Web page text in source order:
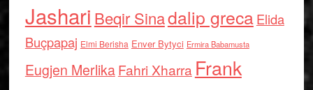
Jashari Beqir Sinadalip grecaElida
Buçpapaj Elmi Berisha Enver Bytyci Ermira Babamusta
Eugjen MerlikaFahri Xharra Frank